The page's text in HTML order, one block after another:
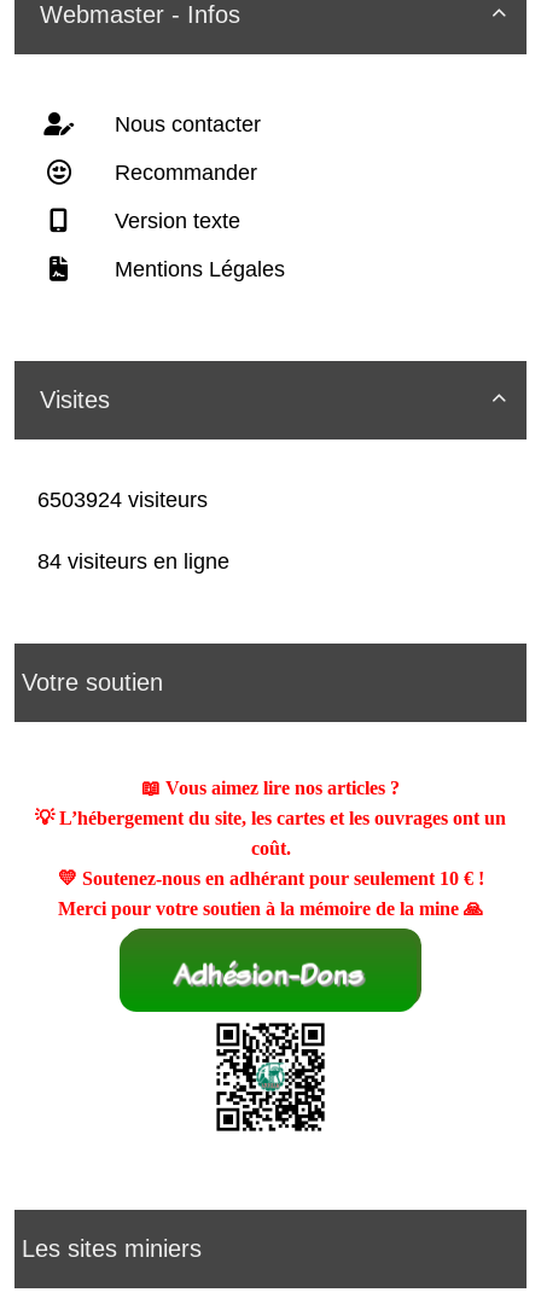

Webmaster - Infos
Nous contacter
Recommander
Version texte
Mentions Légales

Visites
6503924 visiteurs
84 visiteurs en ligne
Votre soutien
📖 Vous aimez lire nos articles ?
💡 L’hébergement du site, les cartes et les ouvrages ont un
coût.
💛 Soutenez-nous en adhérant pour seulement 10 €!
Merci pour votre soutien à la mémoire de la mine 🙏
Les sites miniers